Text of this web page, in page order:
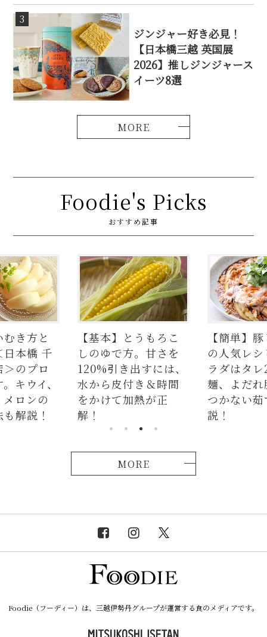
3
ジンジャー好き必見！
【日本橋三越 英国展
2026】推しジンジャース
イーツ8選
Foodie's Picks
おすすめ記事
千
、
【基本】とうもろこ
しのゆで方。甘さを
120%引き出すには、
水から皮付き＆時間
をかけて加熱が正
解！
【簡単】豚しゃぶ
の人気レシピ4品
ラダはタレ2種、
麺、よだれ豚。パ
つかない茹で方も
MORE
Foodie（フーディー）は、三越伊勢丹グループが運営する食のメディアです。